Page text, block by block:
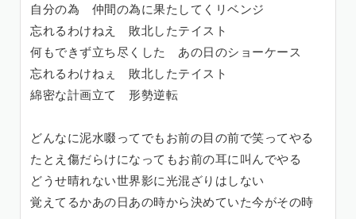
自分の為 仲間の為に果たしてくリベンジ
忘れるわけねえ 敗北したテイスト
何もできず立ち尽くした あの日のショーケース
忘れるわけねぇ 敗北したテイスト
綿密な計画立て 形勢逆転
どんなに泥水啜ってでもお前の目の前で笑ってやる
たとえ傷だらけになってもお前の耳に叫んでやる
どうせ晴れない世界影に光混ざりはしない
覚えてるかあの日あの時から決めていた今がその時